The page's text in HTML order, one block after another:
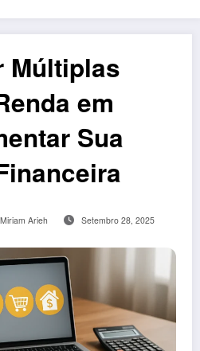
Múltiplas
em
Sua
Miriam Arieh Setembro 28, 2025